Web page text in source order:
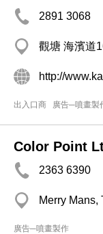
2891 3068
觀塘 海濱道
http://
出入口商 廣告─噴畫製
Color Point
2363 6390
Merry Mans,
廣告─噴畫製作